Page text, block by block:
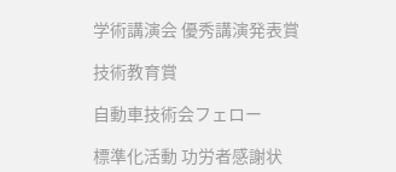
学術講演会 優秀講演発表賞
技術教育賞
自動車技術会フェロー
標準化活動 功労者感謝状